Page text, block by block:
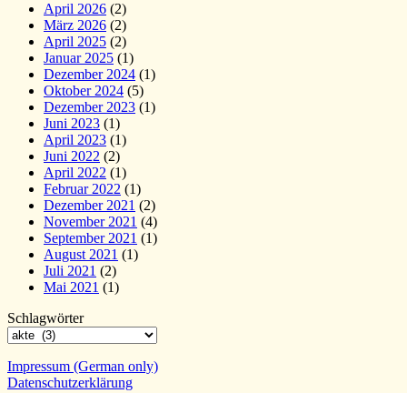
April 2026 (2)
März 2026 (2)
April 2025 (2)
Januar 2025 (1)
Dezember 2024 (1)
Oktober 2024 (5)
Dezember 2023 (1)
Juni 2023 (1)
April 2023 (1)
Juni 2022 (2)
April 2022 (1)
Februar 2022 (1)
Dezember 2021 (2)
November 2021 (4)
September 2021 (1)
August 2021 (1)
Juli 2021 (2)
Mai 2021 (1)
Schlagwörter
Impressum (German only)
Datenschutzerklärung